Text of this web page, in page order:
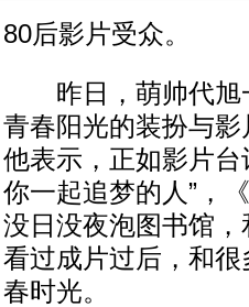
80后影片受众。
昨日，萌帅代旭
青春阳光的装扮与影
他表示，正如影片
你一起追梦的人”，
没日没夜泡图书馆
看过成片过后，和
春时光。